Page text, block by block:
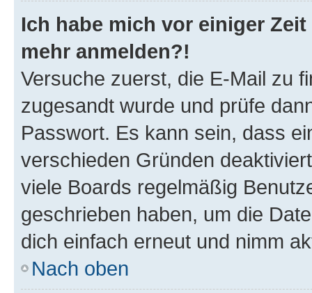
Ich habe mich vor einiger
mehr anmelden?!
Versuche zuerst, die E-Mail zu
zugesandt wurde und prüfe
Passwort. Es kann sein, dass
verschieden Gründen
viele Boards regelmäßig
geschrieben haben, um die
dich einfach erneut und nimm
Nach oben